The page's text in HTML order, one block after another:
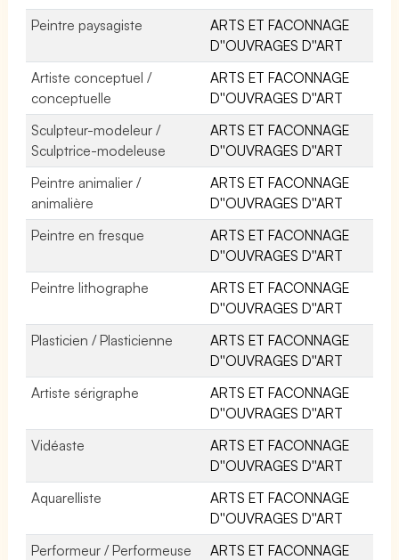
Peintre paysagiste
ARTS ET FACONNAGE
D''OUVRAGES D''ART
Artiste conceptuel /
conceptuelle
ARTS ET FACONNAGE
D''OUVRAGES D''ART
Sculpteur-modeleur /
Sculptrice-modeleuse
ARTS ET FACONNAGE
D''OUVRAGES D''ART
Peintre animalier /
animalière
ARTS ET FACONNAGE
D''OUVRAGES D''ART
Peintre en fresque
ARTS ET FACONNAGE
D''OUVRAGES D''ART
Peintre lithographe
ARTS ET FACONNAGE
D''OUVRAGES D''ART
Plasticien / Plasticienne
ARTS ET FACONNAGE
D''OUVRAGES D''ART
Artiste sérigraphe
ARTS ET FACONNAGE
D''OUVRAGES D''ART
Vidéaste
ARTS ET FACONNAGE
D''OUVRAGES D''ART
Aquarelliste
ARTS ET FACONNAGE
D''OUVRAGES D''ART
Performeur / Performeuse
ARTS ET FACONNAGE